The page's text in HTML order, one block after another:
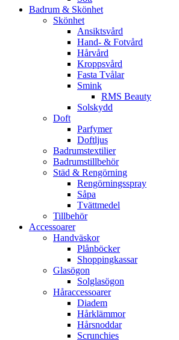
Badrum & Skönhet
Skönhet
Ansiktsvård
Hand- & Fotvård
Hårvård
Kroppsvård
Fasta Tvålar
Smink
RMS Beauty
Solskydd
Doft
Parfymer
Doftljus
Badrumstextilier
Badrumstillbehör
Städ & Rengörning
Rengörningsspray
Såpa
Tvättmedel
Tillbehör
Accessoarer
Handväskor
Plånböcker
Shoppingkassar
Glasögon
Solglasögon
Håraccessoarer
Diadem
Hårklämmor
Hårsnoddar
Scrunchies